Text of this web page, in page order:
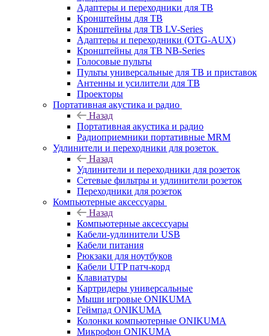
Адаптеры и переходники для ТВ
Кронштейны для ТВ
Кронштейны для ТВ LV-Series
Адаптеры и переходники (OTG-AUX)
Кронштейны для ТВ NB-Series
Голосовые пульты
Пульты универсальные для ТВ и приставок
Антенны и усилители для ТВ
Проекторы
Портативная акустика и радио
Назад
Портативная акустика и радио
Радиоприемники портативные MRM
Удлинители и переходники для розеток
Назад
Удлинители и переходники для розеток
Сетевые фильтры и удлинители розеток
Переходники для розеток
Компьютерные аксессуары
Назад
Компьютерные аксессуары
Кабели-удлинители USB
Кабели питания
Рюкзаки для ноутбуков
Кабели UTP патч-корд
Клавиатуры
Картридеры универсальные
Мыши игровые ONIKUMA
Геймпад ONIKUMA
Колонки компьютерные ONIKUMA
Микрофон ONIKUMA